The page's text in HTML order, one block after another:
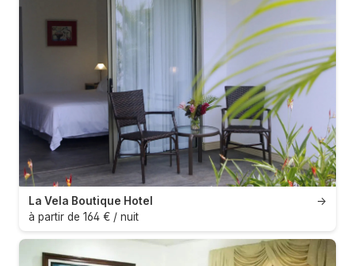
→
La Vela Boutique Hotel
à partir de 164 € / nuit